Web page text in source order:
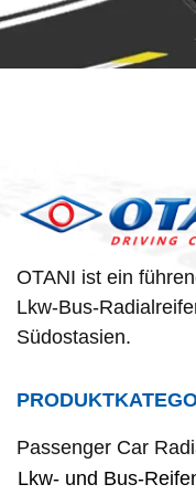
OTANI ist ein
Lkw-Bus-
Südostasien.
Passenger Car
Lkw- und Bus-